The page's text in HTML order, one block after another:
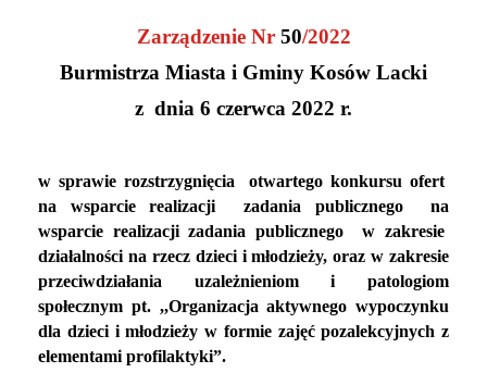
Zarządzenie Nr 50/2022
Burmistrza Miasta i Gminy Kosów Lacki
z dnia 6 czerwca 2022 r.
w sprawie rozstrzygnięcia otwartego konkursu ofert
na wsparcie realizacji zadania publicznego na
wsparcie realizacji zadania publicznego w zakresie
działalności na rzecz dzieci i młodzieży, oraz w zakresie
przeciwdziałania uzależnieniom i patologiom
społecznym pt. ,,Organizacja aktywnego wypoczynku
dla dzieci i młodzieży w formie zajęć pozalekcyjnych z
elementami profilaktyki”.